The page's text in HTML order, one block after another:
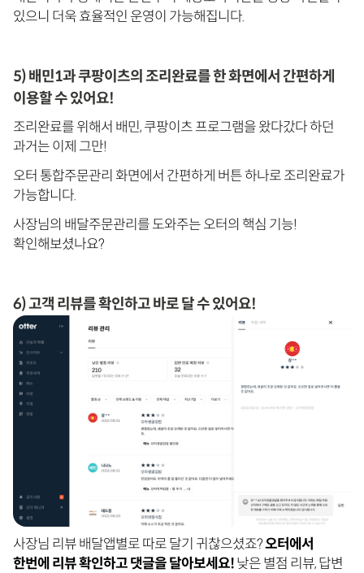
있으니 더욱 효율적인 운영이 가능해집니다.
5) 배민1과 쿠팡이츠의 조리완료를 한 화면에서 간편하게
이용할 수 있어요!
조리완료를 위해서 배민, 쿠팡이츠 프로그램을 왔다갔다 하던
과거는 이제 그만!
오터 통합주문관리 화면에서 간편하게 버튼 하나로 조리완료가
가능합니다.
사장님의 배달주문관리를 도와주는 오터의 핵심 기능!
확인해보셨나요?
6) 고객 리뷰를 확인하고 바로 달 수 있어요!
사장님 리뷰 배달앱별로 따로 달기 귀찮으셨죠?오터에서
한번에 리뷰 확인하고 댓글을 달아보세요!낮은 별점 리뷰, 답변